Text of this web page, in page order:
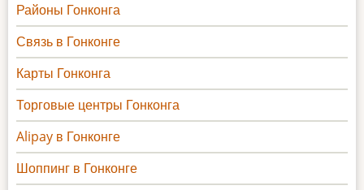
Районы Гонконга
Связь в Гонконге
Карты Гонконга
Торговые центры Гонконга
Alipay в Гонконге
Шоппинг в Гонконге